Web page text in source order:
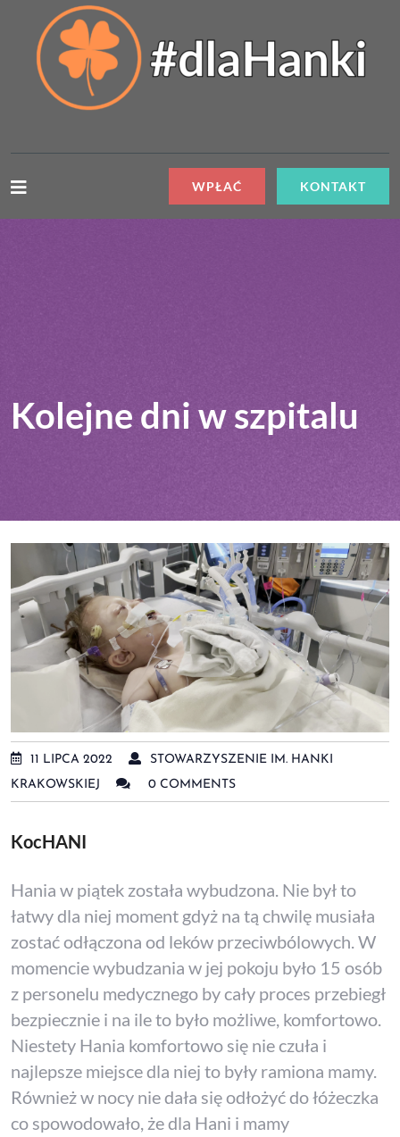
WPŁAĆ KONTAKT
Kolejne dni w szpitalu
11 LIPCA 2022
STOWARZYSZENIE IM. HANKI
KRAKOWSKIEJ
0 COMMENTS
KocHANI
Hania w piątek została wybudzona. Nie był to
łatwy dla niej moment gdyż na tą chwilę musiała
zostać odłączona od leków przeciwbólowych. W
momencie wybudzania w jej pokoju było 15 osób
z personelu medycznego by cały proces przebiegł
bezpiecznie i na ile to było możliwe, komfortowo.
Niestety Hania komfortowo się nie czuła i
najlepsze miejsce dla niej to były ramiona mamy.
Również w nocy nie dała się odłożyć do łóżeczka
co spowodowało, że dla Hani i mamy